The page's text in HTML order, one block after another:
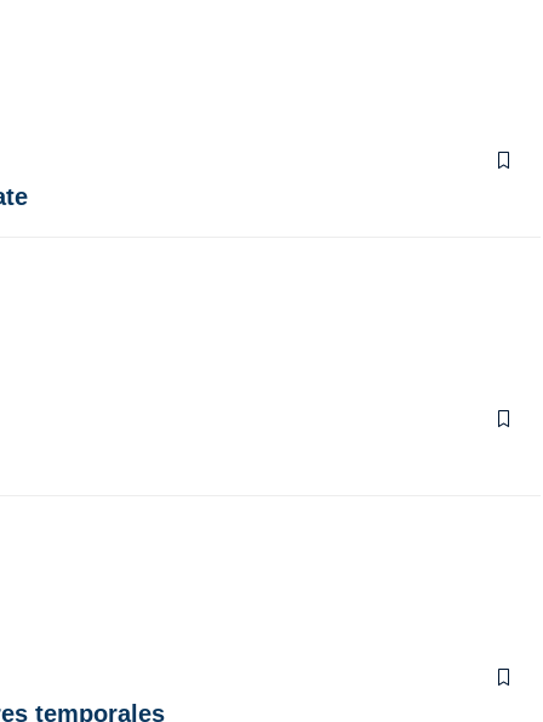
temporales